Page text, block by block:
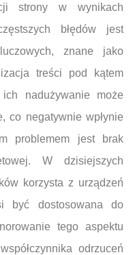
strony w wynikach
błędów jest
znane jako
treści pod kątem
nadużywanie może
co negatywnie wpłynie
problemem jest brak
W dzisiejszych
korzysta z urządzeń
być dostosowana do
tego aspektu
odrzuceń